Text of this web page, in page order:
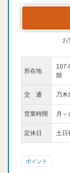
お
所在地
107-
階
交 通 乃木
営業時間 月
定休日 土日
ポイント